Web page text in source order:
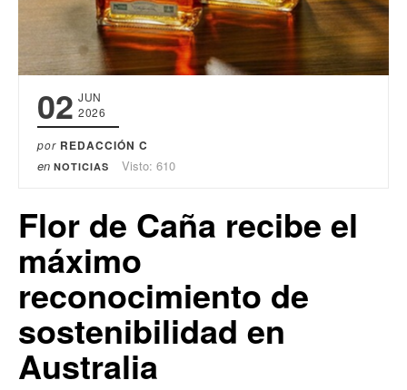
02 JUN
2026
por REDACCIÓN C
en NOTICIAS Visto: 610
Flor de Caña recibe el
máximo
reconocimiento de
sostenibilidad en
Australia